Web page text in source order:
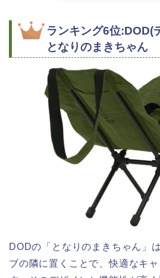
ランキング6位:DOD(
となりのまきちゃん
DODの「となりのまきちゃん」
ブの隣に置くことで、快適なキ